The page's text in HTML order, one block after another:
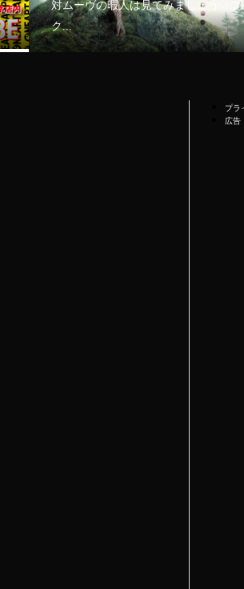
対ムーヴの暇人は見てみましょう「ブ
ク...
プラ
広告